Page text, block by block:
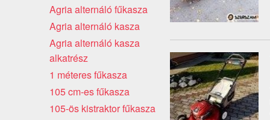
Agria alternáló fűkasza
Agria alternáló kasza
Agria alternáló kasza
alkatrész
1 méteres fűkasza
105 cm-es fűkasza
105-ös kistraktor fűkasza